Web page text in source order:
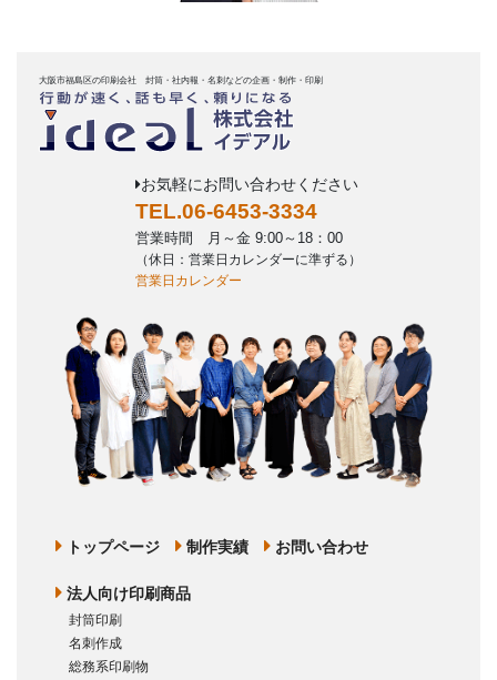
大阪市福島区の印刷会社 封筒・社内報・名刺などの企画・制作・印刷
お気軽にお問い合わせください
TEL.06-6453-3334
営業時間 月～金 9:00～18：00
（休日：営業日カレンダーに準ずる）
営業日カレンダー
トップページ 制作実績 お問い合わせ
法人向け印刷商品
封筒印刷
名刺作成
総務系印刷物